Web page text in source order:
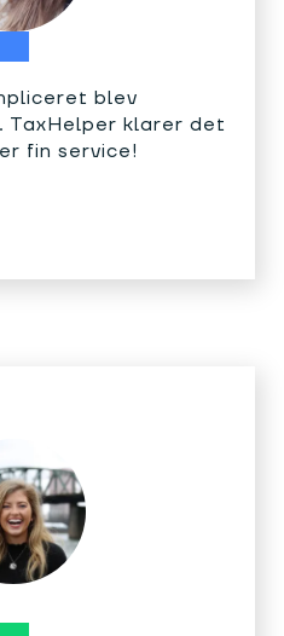
blev
klarer det
fin service!